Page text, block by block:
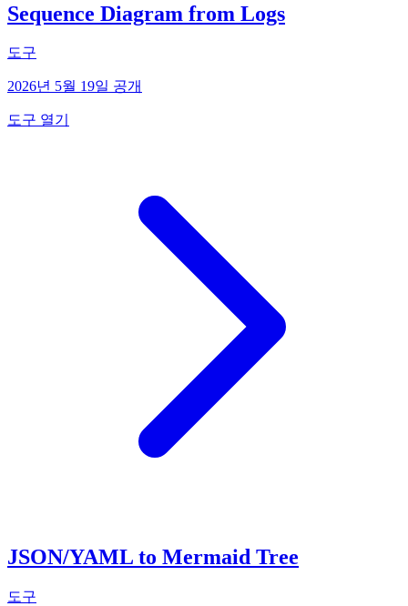
Sequence Diagram from Logs
도구
2026년 5월 19일 공개
도구 열기
JSON/YAML to Mermaid Tree
도구